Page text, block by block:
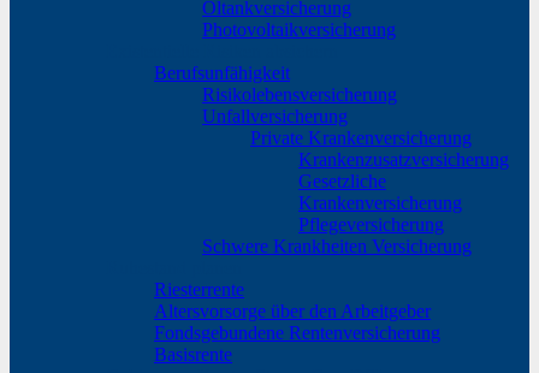
Öltankversicherung
Photovoltaikversicherung
Berufsunfähigkeit
Risikolebensversicherung
Unfallversicherung
Private Krankenversicherung
Krankenzusatzversicherung
Gesetzliche
Krankenversicherung
Pflegeversicherung
Schwere Krankheiten Versicherung
Riesterrente
Altersvorsorge über den Arbeitgeber
Fondsgebundene Rentenversicherung
Basisrente